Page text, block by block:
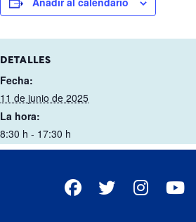
DETALLES
Fecha:
11 de junio de 2025
La hora:
8:30 h - 17:30 h